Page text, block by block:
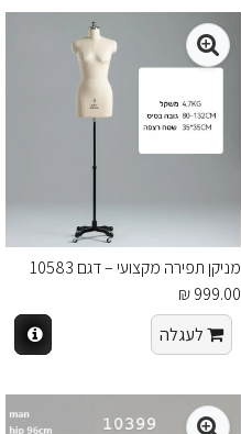
מניקן תפירה מקצועי – דגם 10583
999.00 ₪
לעגלה